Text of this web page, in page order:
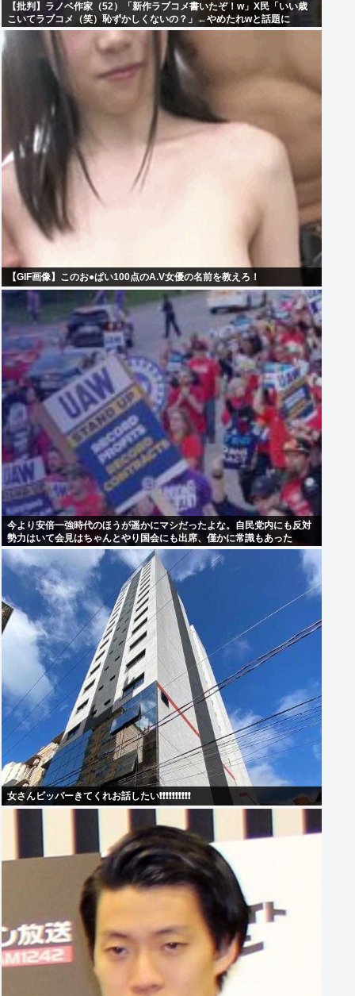
【批判】ラノベ作家（52）「新作ラブコメ書いたぞ！w」X民「いい歳
こいてラブコメ（笑）恥ずかしくないの？」←やめたれwと話題に
【GIF画像】このお●ぱい100点のA.V女優の名前を教えろ！
今より安倍一強時代のほうが遥かにマシだったよな。自民党内にも反対
勢力はいて会見はちゃんとやり国会にも出席、僅かに常識もあった
女さんビッパーきてくれお話したい❗❗❗❗❗❗❗❗❗❗